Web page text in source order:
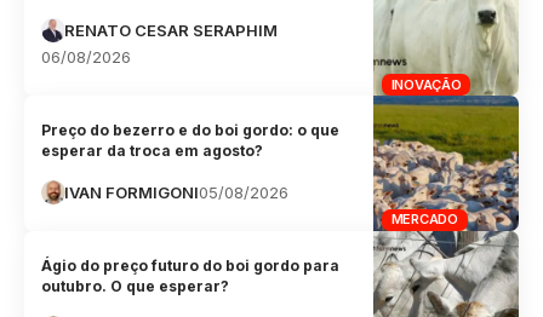
INOVAÇÃO
RENATO CESAR SERAPHIM
06/08/2026
MERCADO
Preço do bezerro e do boi gordo: o que
esperar da troca em agosto?
IVAN FORMIGONI05/08/2026
Ágio do preço futuro do boi gordo para
outubro. O que esperar?